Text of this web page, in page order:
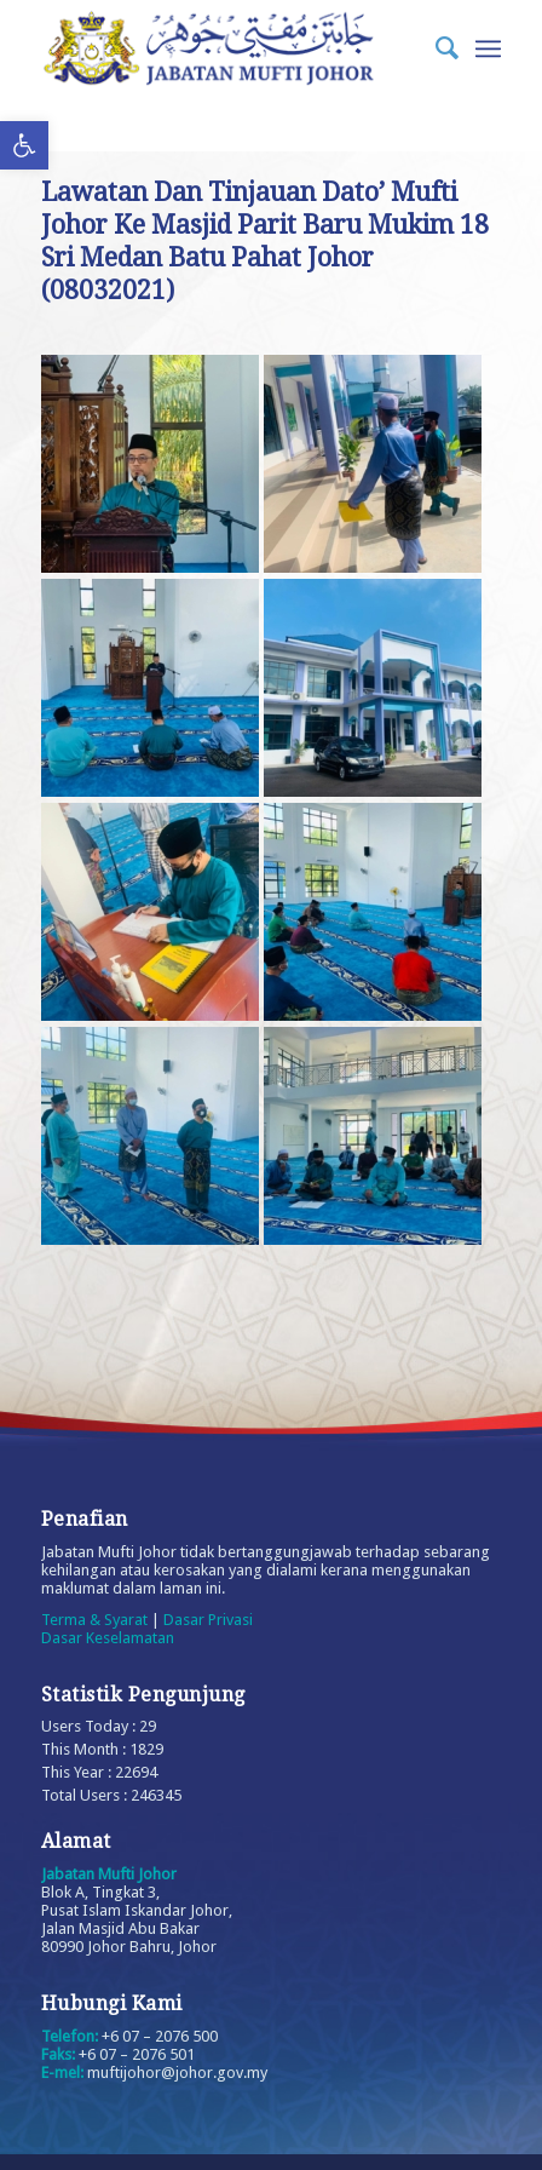
Open toolbar
Lawatan Dan Tinjauan Dato’ Mufti
Johor Ke Masjid Parit Baru Mukim 18
Sri Medan Batu Pahat Johor
(08032021)
Penafian
Jabatan Mufti Johor tidak bertanggungjawab terhadap sebarang
kehilangan atau kerosakan yang dialami kerana menggunakan
maklumat dalam laman ini.
Terma & Syarat| Dasar Privasi
Dasar Keselamatan
Statistik Pengunjung
Users Today : 29
This Month : 1829
This Year : 22694
Total Users : 246345
Alamat
Jabatan Mufti Johor
Blok A, Tingkat 3,
Pusat Islam Iskandar Johor,
Jalan Masjid Abu Bakar
80990 Johor Bahru, Johor
Hubungi Kami
Telefon:+6 07 – 2076 500
Faks:+6 07 – 2076 501
E-mel:muftijohor@johor.gov.my